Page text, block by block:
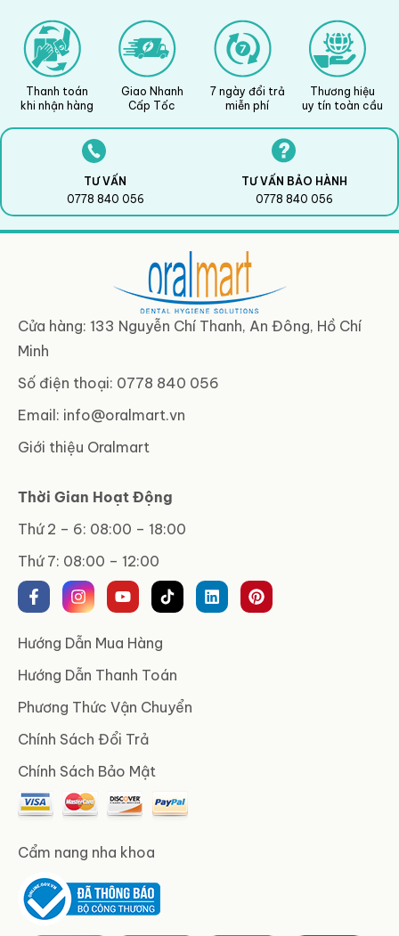
Thanh toán
khi nhận hàng
Giao Nhanh
Cấp Tốc
7 ngày đổi trả
miễn phí
Thương hiệu
uy tín toàn cầu
TƯ VẤN
0778 840 056
TƯ VẤN BẢO HÀNH
0778 840 056
Cửa hàng: 133 Nguyễn Chí Thanh, An Đông, Hồ Chí
Minh
Số điện thoại: 0778 840 056
Email: info@oralmart.vn
Giới thiệu Oralmart
Thời Gian Hoạt Động
Thứ 2 – 6: 08:00 – 18:00
Thứ 7: 08:00 – 12:00
Hướng Dẫn Mua Hàng
Hướng Dẫn Thanh Toán
Phương Thức Vận Chuyển
Chính Sách Đổi Trả
Chính Sách Bảo Mật
Cẩm nang nha khoa